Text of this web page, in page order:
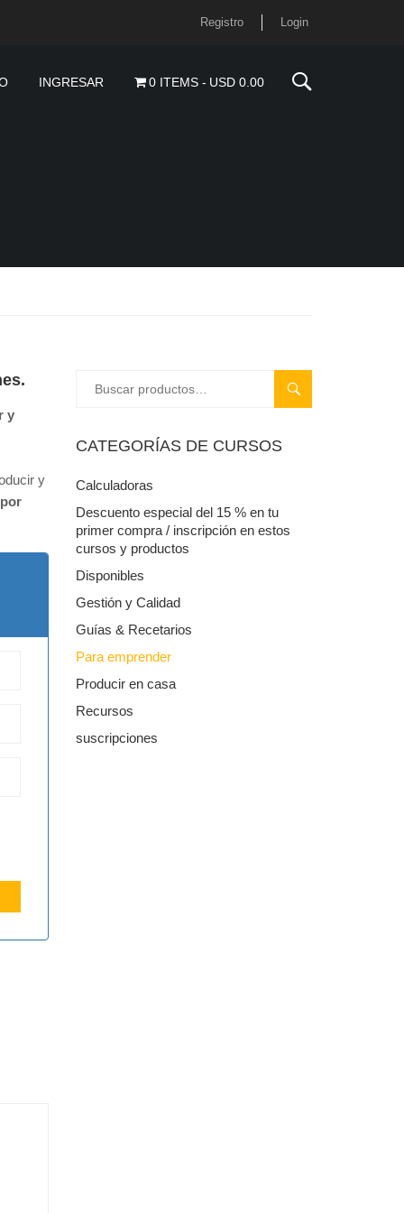
Registro Login
INGRESAR 0 ITEMS USD 0.00
y
y
BUSCAR
CATEGORÍAS DE CURSOS
Calculadoras
Descuento especial del 15 % en tu
primer compra / inscripción en estos
cursos y productos
Disponibles
Gestión y Calidad
Guías & Recetarios
Para emprender
Producir en casa
Recursos
suscripciones